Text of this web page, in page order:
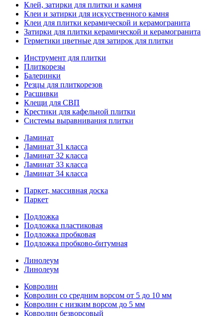
Клей, затирки для плитки и камня
Клеи и затирки для искусственного камня
Клеи для плитки керамической и керамогранита
Затирки для плитки керамической и керамогранита
Герметики цветные для затирок для плитки
Инструмент для плитки
Плиткорезы
Балеринки
Резцы для плиткорезов
Расшивки
Клещи для СВП
Крестики для кафельной плитки
Системы выравнивания плитки
Ламинат
Ламинат 31 класса
Ламинат 32 класса
Ламинат 33 класса
Ламинат 34 класса
Паркет, массивная доска
Паркет
Подложка
Подложка пластиковая
Подложка пробковая
Подложка пробково-битумная
Линолеум
Линолеум
Ковролин
Ковролин со средним ворсом от 5 до 10 мм
Ковролин с низким ворсом до 5 мм
Ковролин безворсовый